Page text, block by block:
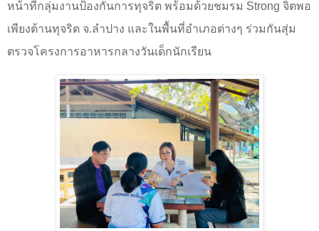
หน้าที่กลุ่มงานป้องกันการทุจริต พร้อมด้วยชมรม Strong จิตพอ
เพียงต้านทุจริต จ.ลำปาง และในพื้นที่อำเภอต่างๆ ร่วมกันสุ่ม
ตรวจโครงการอาหารกลางวันเด็กนักเรียน